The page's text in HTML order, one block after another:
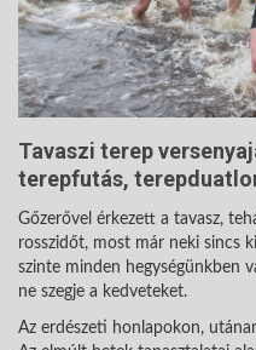
Tavaszi terep
terepfutás,
Gőzerővel érkezett a tavasz,
rosszidőt, most már neki sincs
szinte minden hegységünkben
ne szegje a kedveteket.
Az erdészeti honlapokon,